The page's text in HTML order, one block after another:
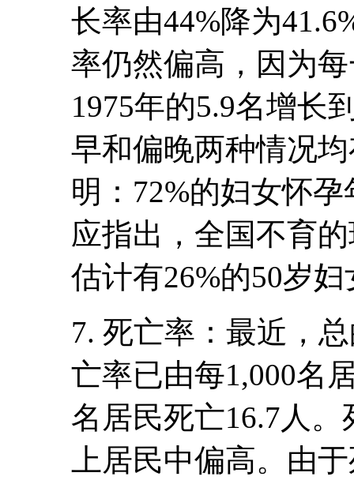
长率由44%降为
率仍然偏高，因为
1975年的5.9名增长
早和偏晚两种情况
明：72%的妇女怀
应指出，全国不育
估计有26%的50岁
7. 死亡率：最近，
亡率已由每1,000名
名居民死亡16.7人
上居民中偏高。由